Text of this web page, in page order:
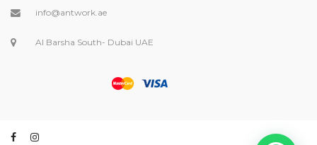
info@antwork.ae
Al Barsha South- Dubai UAE